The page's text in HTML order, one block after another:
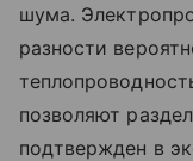
шума.
разности
позволяют
подтвержден в